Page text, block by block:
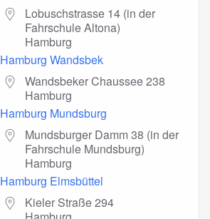
Lobuschstrasse 14 (in der
Fahrschule Altona)
Hamburg
Hamburg Wandsbek
Wandsbeker Chaussee 238
Hamburg
Hamburg Mundsburg
Mundsburger Damm 38 (in der
Fahrschule Mundsburg)
Hamburg
Hamburg Elmsbüttel
Kieler Straße 294